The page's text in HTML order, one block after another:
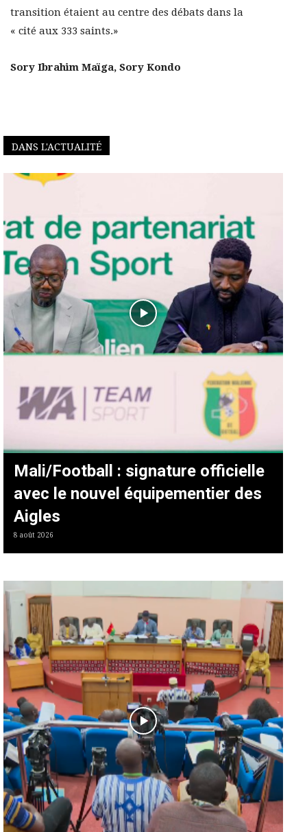
transition étaient au centre des débats dans la
« cité aux 333 saints.»
Sory Ibrahim Maïga, Sory Kondo
DANS L'ACTUALITÉ
Mali/Football : signature officielle
avec le nouvel équipementier des
Aigles
8 août 2026